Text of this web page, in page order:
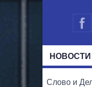
НОВОСТИ
Слово и